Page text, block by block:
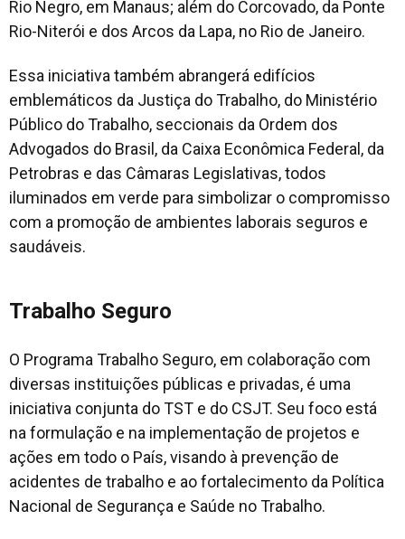
Rio Negro, em Manaus; além do Corcovado, da Ponte
Rio-Niterói e dos Arcos da Lapa, no Rio de Janeiro.
Essa iniciativa também abrangerá edifícios
emblemáticos da Justiça do Trabalho, do Ministério
Público do Trabalho, seccionais da Ordem dos
Advogados do Brasil, da Caixa Econômica Federal, da
Petrobras e das Câmaras Legislativas, todos
iluminados em verde para simbolizar o compromisso
com a promoção de ambientes laborais seguros e
saudáveis.
Trabalho Seguro
O Programa Trabalho Seguro, em colaboração com
diversas instituições públicas e privadas, é uma
iniciativa conjunta do TST e do CSJT. Seu foco está
na formulação e na implementação de projetos e
ações em todo o País, visando à prevenção de
acidentes de trabalho e ao fortalecimento da Política
Nacional de Segurança e Saúde no Trabalho.